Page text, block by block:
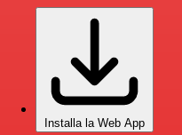
Installa la Web App